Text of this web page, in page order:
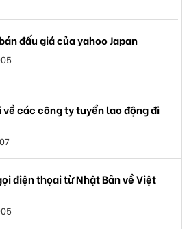
đấu giá của yahoo Japan
về các công ty tuyển lao động đi
điện thọai từ Nhật Bản về Việt